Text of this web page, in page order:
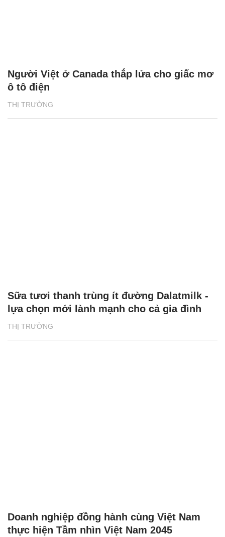
THỊ TRƯỜNG
Người Việt ở Canada thắp lửa cho giấc mơ
ô tô điện
THỊ TRƯỜNG
Sữa tươi thanh trùng ít đường Dalatmilk -
lựa chọn mới lành mạnh cho cả gia đình
Doanh nghiệp đồng hành cùng Việt Nam
thực hiện Tầm nhìn Việt Nam 2045